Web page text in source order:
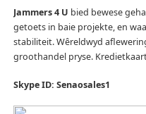
Jammers 4 U bied bewese
getoets in baie projekte, en
stabiliteit.Wêreldwyd
groothandel pryse.
Skype ID: Senaosales1